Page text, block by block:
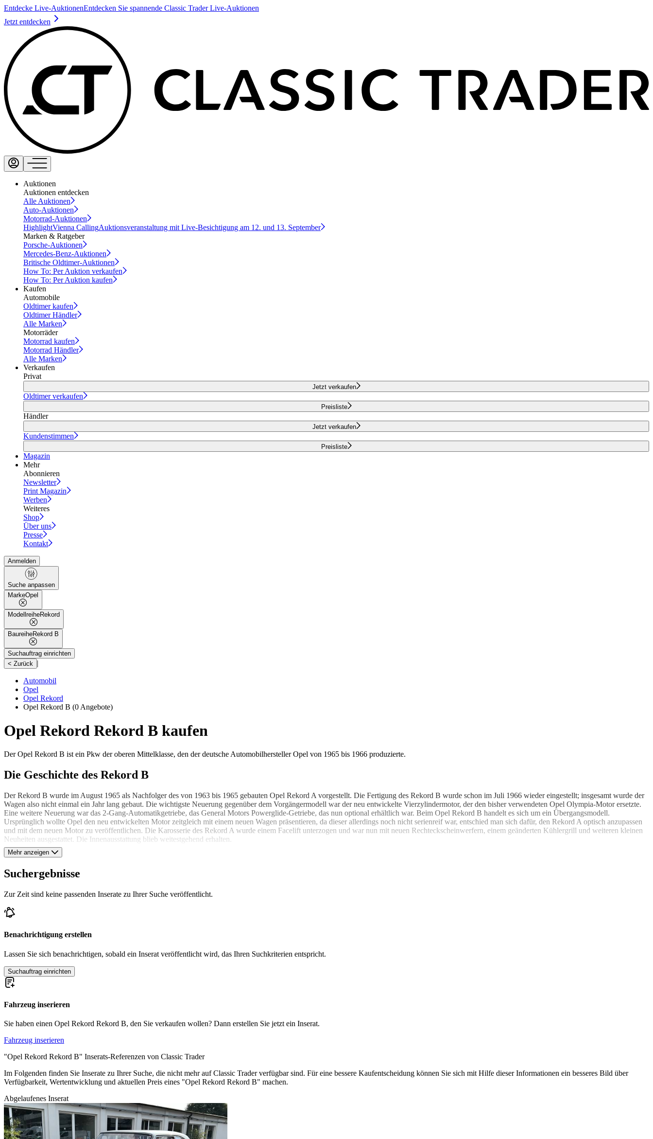
Entdecke Live-AuktionenEntdecken Sie spannende Classic Trader Live-Auktionen
Jetzt entdecken
Auktionen
Auktionen entdecken
Alle Auktionen
Auto-Auktionen
Motorrad-Auktionen
HighlightVienna CallingAuktionsveranstaltung mit Live-Besichtigung am 12. und 13. September
Marken & Ratgeber
Porsche-Auktionen
Mercedes-Benz-Auktionen
Britische Oldtimer-Auktionen
How To: Per Auktion verkaufen
How To: Per Auktion kaufen
Kaufen
Automobile
Oldtimer kaufen
Oldtimer Händler
Alle Marken
Motorräder
Motorrad kaufen
Motorrad Händler
Alle Marken
Verkaufen
Privat
Jetzt verkaufen
Oldtimer verkaufen
Preisliste
Händler
Jetzt verkaufen
Kundenstimmen
Preisliste
Magazin
Mehr
Abonnieren
Newsletter
Print Magazin
Werben
Weiteres
Shop
Über uns
Presse
Kontakt
Anmelden
Suche anpassen
MarkeOpel
ModellreiheRekord
BaureiheRekord B
Suchauftrag einrichten
< Zurück
|
Automobil
Opel
Opel Rekord
Opel Rekord B (0 Angebote)
Opel Rekord Rekord B kaufen
Der Opel Rekord B ist ein Pkw der oberen Mittelklasse, den der deutsche Automobilhersteller Opel von 1965 bis 1966 produzierte.
Die Geschichte des Rekord B
Der Rekord B wurde im August 1965 als Nachfolger des von 1963 bis 1965 gebauten Opel Rekord A vorgestellt. Die Fertigung des Rekord B wurde schon im Juli 1966 wieder eingestellt; insgesamt wurde der
Wagen also nicht einmal ein Jahr lang gebaut. Die wichtigste Neuerung gegenüber dem Vorgängermodell war der neu entwickelte Vierzylindermotor, der den bisher verwendeten Opel Olympia-Motor ersetzte.
Eine weitere Neuerung war das 2-Gang-Automatikgetriebe, das General Motors Powerglide-Getriebe, das nun optional erhältlich war. Beim Opel Rekord B handelt es sich um ein Übergangsmodell.
Ursprünglich wollte Opel den neu entwickelten Motor zeitgleich mit einem neuen Wagen präsentieren, da dieser allerdings noch nicht serienreif war, entschied man sich dafür, den Rekord A optisch anzupassen
und mit dem neuen Motor zu veröffentlichen. Die Karosserie des Rekord A wurde einem Facelift unterzogen und war nun mit neuen Rechteckscheinwerfern, einem geänderten Kühlergrill und weiteren kleinen
Neuheiten ausgestattet. Die Innenausstattung blieb weitestgehend erhalten.
Der Rekord B im Detail
Auch der Rekord B war in verschiedenen Versionen erhältlich, als zwei- bzw. viertürige Limousine, Kombi und Coupé. Motorisiert ist der Rekord B mit einem Vierzylinder-Reihenmotor mit obenliegenden
PS) erreicht. Die Höchstgeschwindigkeit des L-6 liegt bei etwa 168 km/h, für die Beschleunigung von 0 auf 100 km/h benötigt der Wagen zwischen 13 und 14 Sekunden. Nachfolger des Opel Rekord B wurde
der Opel Rekord C, der von 1966 bis 1972 gefertigt wurde.
Opel Rekord A
Opel Rekord B
Opel Rekord C
Opel Rekord E2
Opel Modelle
Opel Ascona
Opel Commodore
Opel Frontera
Opel GT
Opel Kadett
Opel Kapitän
Opel Manta
Opel Speedster
Opel Tigra
Mehr anzeigen
Suchergebnisse
Zur Zeit sind keine passenden Inserate zu Ihrer Suche veröffentlicht.
Benachrichtigung erstellen
Lassen Sie sich benachrichtigen, sobald ein Inserat veröffentlicht wird, das Ihren Suchkriterien entspricht.
Suchauftrag einrichten
Fahrzeug inserieren
Sie haben einen Opel Rekord Rekord B, den Sie verkaufen wollen? Dann erstellen Sie jetzt ein Inserat.
Fahrzeug inserieren
"Opel Rekord Rekord B" Inserats-Referenzen von Classic Trader
Im Folgenden finden Sie Inserate zu Ihrer Suche, die nicht mehr auf Classic Trader verfügbar sind. Für eine bessere Kaufentscheidung können Sie sich mit Hilfe dieser Informationen ein besseres Bild über
Verfügbarkeit, Wertentwicklung und aktuellen Preis eines "Opel Rekord Rekord B" machen.
Abgelaufenes Inserat